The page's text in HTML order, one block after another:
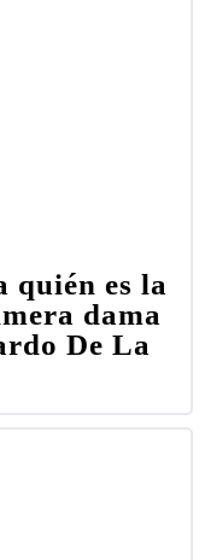
quién es la
dama
De La